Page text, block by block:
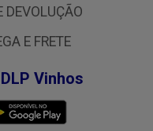
DEVOLUÇÃO
E FRETE
Vinhos